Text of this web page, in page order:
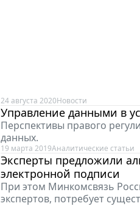
24 августа 2020Новости
Управление данными в
Перспективы правого
данных.
19 марта 2019Аналитические статьи
Эксперты предложили
электронной подписи
При этом Минкомсвязь
экспертов, потребует